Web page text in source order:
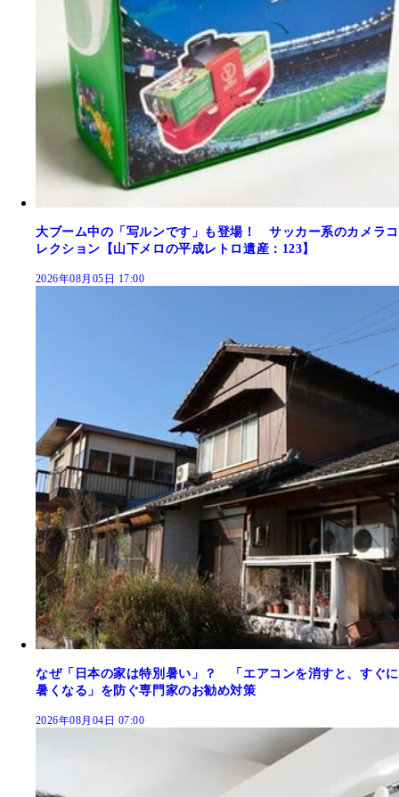
大ブーム中の「写ルンです」も登場！ サッカー系のカメラコ
レクション【山下メロの平成レトロ遺産：123】
2026年08月05日 17:00
なぜ「日本の家は特別暑い」？ 「エアコンを消すと、すぐに
暑くなる」を防ぐ専門家のお勧め対策
2026年08月04日 07:00